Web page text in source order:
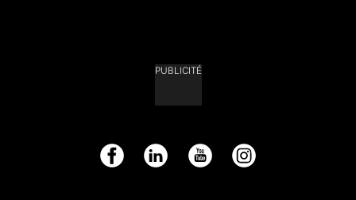
PUBLICITÉ
Facebook LinkedIn YouTube Instagram